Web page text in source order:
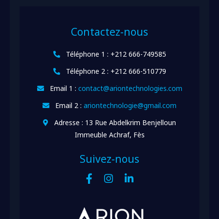
Contactez-nous
Téléphone 1 : +212 666-749585
Téléphone 2 : +212 666-510779
Email 1 : contact@ariontechnologies.com
Email 2 : ariontechnologie@gmail.com
Adresse : 13 Rue Abdelkrim Benjelloun
Immeuble Achraf, Fès
Suivez-nous